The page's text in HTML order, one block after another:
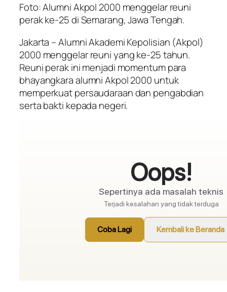
Foto: Alumni Akpol 2000 menggelar reuni
perak ke-25 di Semarang, Jawa Tengah.
Jakarta – Alumni Akademi Kepolisian (Akpol)
2000 menggelar reuni yang ke-25 tahun.
Reuni perak ini menjadi momentum para
bhayangkara alumni Akpol 2000 untuk
memperkuat persaudaraan dan pengabdian
serta bakti kepada negeri.